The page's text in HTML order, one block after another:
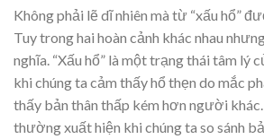
Không phải lẽ dĩ nhiên mà từ “xấu hổ”
Tuy trong hai hoàn cảnh khác nhau
nghĩa. “Xấu hổ” là một trạng thái tâm lý
khi chúng ta cảm thấy hổ thẹn do mắc
thấy bản thân thấp kém hơn người
thường xuất hiện khi chúng ta so sánh